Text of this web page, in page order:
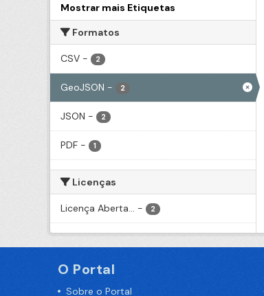
Mostrar mais Etiquetas
Formatos
CSV - 2
GeoJSON - 2
JSON - 2
PDF - 1
Licenças
Licença Aberta... - 2
O Portal
Sobre o Portal